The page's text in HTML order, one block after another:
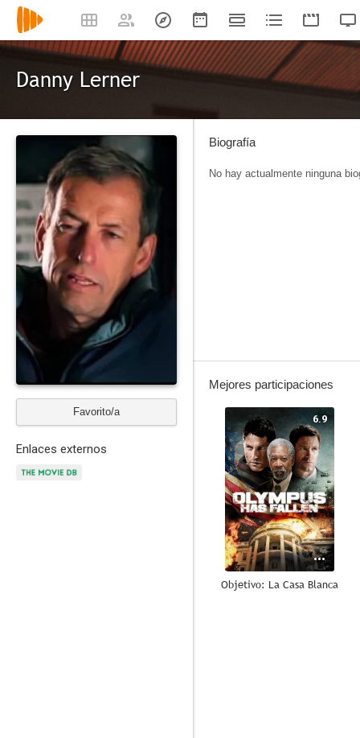
Danny Lerner
Favorito/a
Enlaces externos
Biografía
No hay actualmente ninguna
Mejores participaciones
6.9
Objetivo: La Casa Blanca